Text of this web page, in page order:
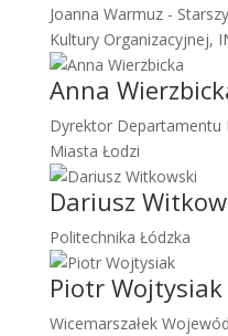
Joanna Warmuz -
Kultury Organizacyjnej,
Anna
Dyrektor Departamentu
Miasta Łodzi
Dariusz
Politechnika Łódzka
Piotr Wojtysiak
Wicemarszałek